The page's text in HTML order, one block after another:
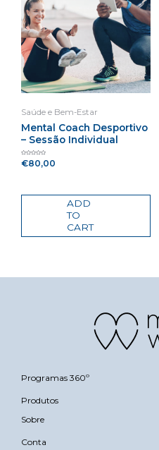
Saúde e Bem-Estar
Mental Coach Desportivo
– Sessão Individual
Rated
0€80,00
ADD
TO
CART
Programas 360º
Produtos
Sobre
Conta